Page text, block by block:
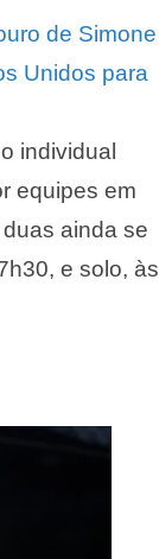
de Simone
Unidos para
individual
equipes em
ainda se
e solo, às